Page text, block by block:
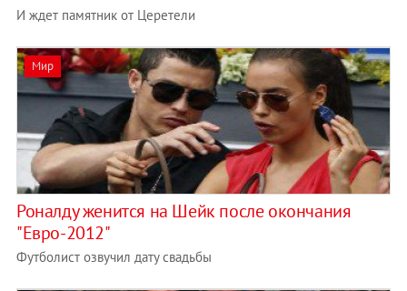
И ждет памятник от Церетели
Мир
Роналду женится на Шейк после окончания
"Евро-2012"
Футболист озвучил дату свадьбы